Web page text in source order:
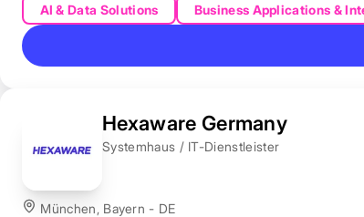
AI & Data Solutions Business Applications &
Hexaware Germany
Systemhaus / IT-Dienstleister
München, Bayern - DE